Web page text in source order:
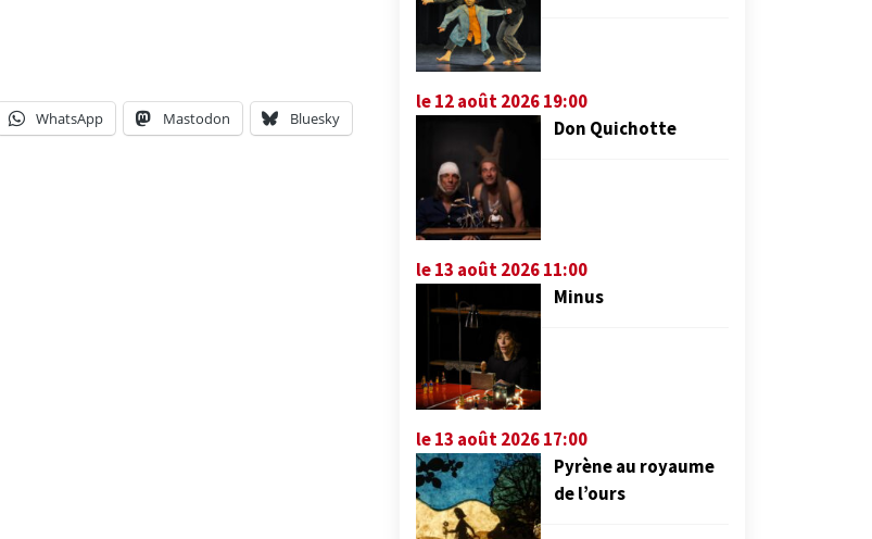
WhatsApp Mastodon Bluesky
le 12 août 2026 19:00
Don Quichotte
le 13 août 2026 11:00
Minus
le 13 août 2026 17:00
Pyrène au royaume
de l’ours